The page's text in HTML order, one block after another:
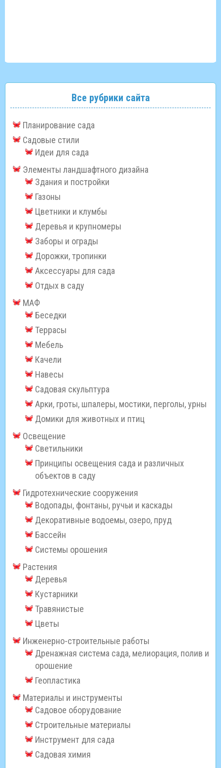
Все рубрики сайта
Планирование сада
Садовые стили
Идеи для сада
Элементы ландшафтного дизайна
Здания и постройки
Газоны
Цветники и клумбы
Деревья и крупномеры
Заборы и ограды
Дорожки, тропинки
Аксессуары для сада
Отдых в саду
МАФ
Беседки
Террасы
Мебель
Качели
Навесы
Садовая скульптура
Арки, гроты, шпалеры, мостики, перголы, урны
Домики для животных и птиц
Освещение
Светильники
Принципы освещения сада и различных
объектов в саду
Гидротехнические сооружения
Водопады, фонтаны, ручьи и каскады
Декоративные водоемы, озеро, пруд
Бассейн
Системы орошения
Растения
Деревья
Кустарники
Травянистые
Цветы
Инженерно-строительные работы
Дренажная система сада, мелиорация, полив и
орошение
Геопластика
Материалы и инструменты
Садовое оборудование
Строительные материалы
Инструмент для сада
Садовая химия